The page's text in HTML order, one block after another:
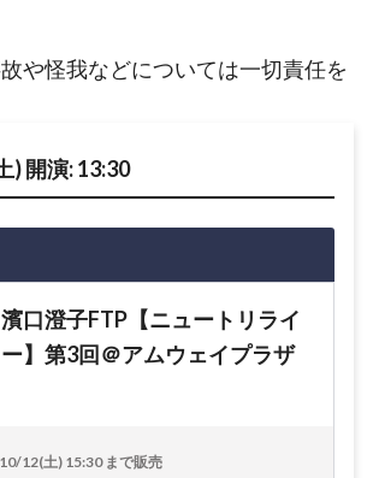
や怪我などについては一切責任を
) 開演: 13:30
口澄子FTP【ニュートリライ
】第3回＠アムウェイプラザ
10/12(土) 15:30 まで販売